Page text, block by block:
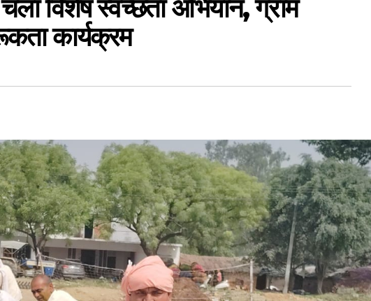
विशेष स्वच्छता अभियान, ग्राम
कार्यक्रम